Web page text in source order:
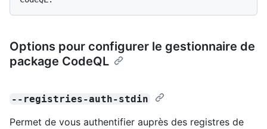
Options pour configurer le gestionnaire de
package CodeQL
--registries-auth-stdin
Permet de vous authentifier auprès des registres de